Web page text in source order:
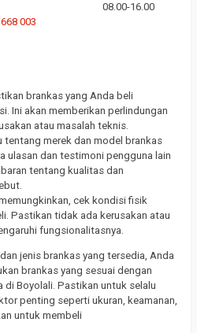
08.00-16.00
003
brankas yang Anda beli
Ini akan memberikan perlindungan
atau masalah teknis.
tentang merek dan model brankas
ulasan dan testimoni pengguna lain
tentang kualitas dan
cek kondisi fisik
Pastikan tidak ada kerusakan atau
fungsionalitasnya.
jenis brankas yang tersedia, Anda
brankas yang sesuai dengan
di Boyolali. Pastikan untuk selalu
penting seperti ukuran, keamanan,
untuk membeli